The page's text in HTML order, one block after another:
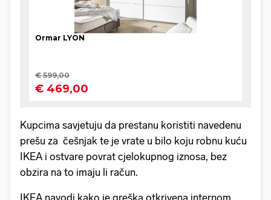
Kupcima savjetuju da prestanu koristiti navedenu
prešu za češnjak te je vrate u bilo koju robnu kuću
IKEA i ostvare povrat cjelokupnog iznosa, bez
obzira na to imaju li račun.